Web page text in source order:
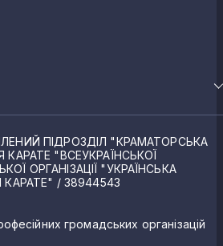
ПІДРОЗДІЛ "КРАМАТОРСЬКА
КАРАТЕ "ВСЕУКРАЇНСЬКОЇ
ОРГАНІЗАЦІЇ "УКРАЇНСЬКА
КАРАТЕ" / 38944543
громадських організацій